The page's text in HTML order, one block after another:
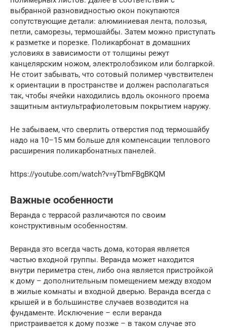
выбранной разновидностью окон покупаются
сопутствующие детали: алюминиевая лента, полозья,
петли, саморезы, термошайбы. Затем можно приступать
к разметке и порезке. Поликарбонат в домашних
условиях в зависимости от толщины режут
канцелярским ножом, электролобзиком или болгаркой.
Не стоит забывать, что сотовый полимер чувствителен
к ориентации в пространстве и должен располагаться
так, чтобы ячейки находились вдоль оконного проема
защитным антиультрафиолетовым покрытием наружу.
Не забываем, что сверлить отверстия под термошайбу
надо на 10–15 мм больше для компенсации теплового
расширения поликарбонатных панелей.
https://youtube.com/watch?v=yTbmFBgBKQM
Важные особенности
Веранда с террасой различаются по своим
конструктивным особенностям.
Веранда это всегда часть дома, которая является
частью входной группы. Веранда может находится
внутри периметра стен, либо она является пристройкой
к дому – дополнительным помещением между входом
в жилые комнаты и входной дверью. Веранда всегда с
крышей и в большинстве случаев возводится на
фундаменте. Исключение – если веранда
пристраивается к дому позже – в таком случае это